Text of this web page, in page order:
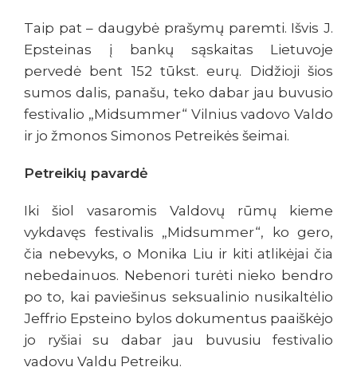
Taip pat – daugybė prašymų paremti. Išvis J.
Epsteinas į bankų sąskaitas Lietuvoje
pervedė bent 152 tūkst. eurų. Didžioji šios
sumos dalis, panašu, teko dabar jau buvusio
festivalio „Midsummer“ Vilnius vadovo Valdo
ir jo žmonos Simonos Petreikės šeimai.
Petreikių pavardė
Iki šiol vasaromis Valdovų rūmų kieme
vykdavęs festivalis „Midsummer“, ko gero,
čia nebevyks, o Monika Liu ir kiti atlikėjai čia
nebedainuos. Nebenori turėti nieko bendro
po to, kai paviešinus seksualinio nusikaltėlio
Jeffrio Epsteino bylos dokumentus paaiškėjo
jo ryšiai su dabar jau buvusiu festivalio
vadovu Valdu Petreiku.